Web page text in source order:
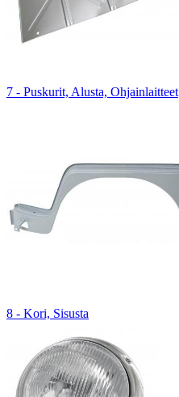
7 - Puskurit, Alusta, Ohjainlaitteet
8 - Kori, Sisusta